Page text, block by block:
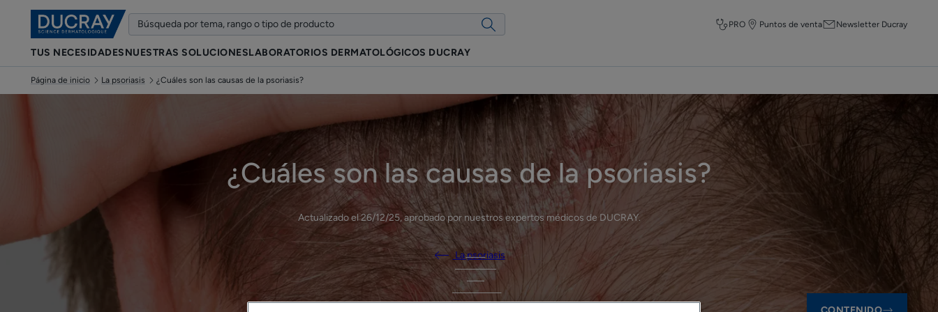
PRO Puntos de venta Newsletter Ducray
TUS NECESIDADESNUESTRAS SOLUCIONESLABORATORIOS DERMATOLÓGICOS DUCRAY
Página de inicio La psoriasis ¿Cuáles son las causas de la psoriasis?
¿Cuáles son las causas de la psoriasis?
Actualizado el26/12/25, aprobado por nuestros expertos médicos de DUCRAY.
La psoriasis